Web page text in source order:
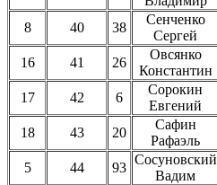
8 40 38
Сенченко
Сергей
16 41 26
Овсянко
Константин
17 42 6
Сорокин
Евгений
18 43 20
Сафин
Рафаэль
5 44 93
Сосуновский
Вадим